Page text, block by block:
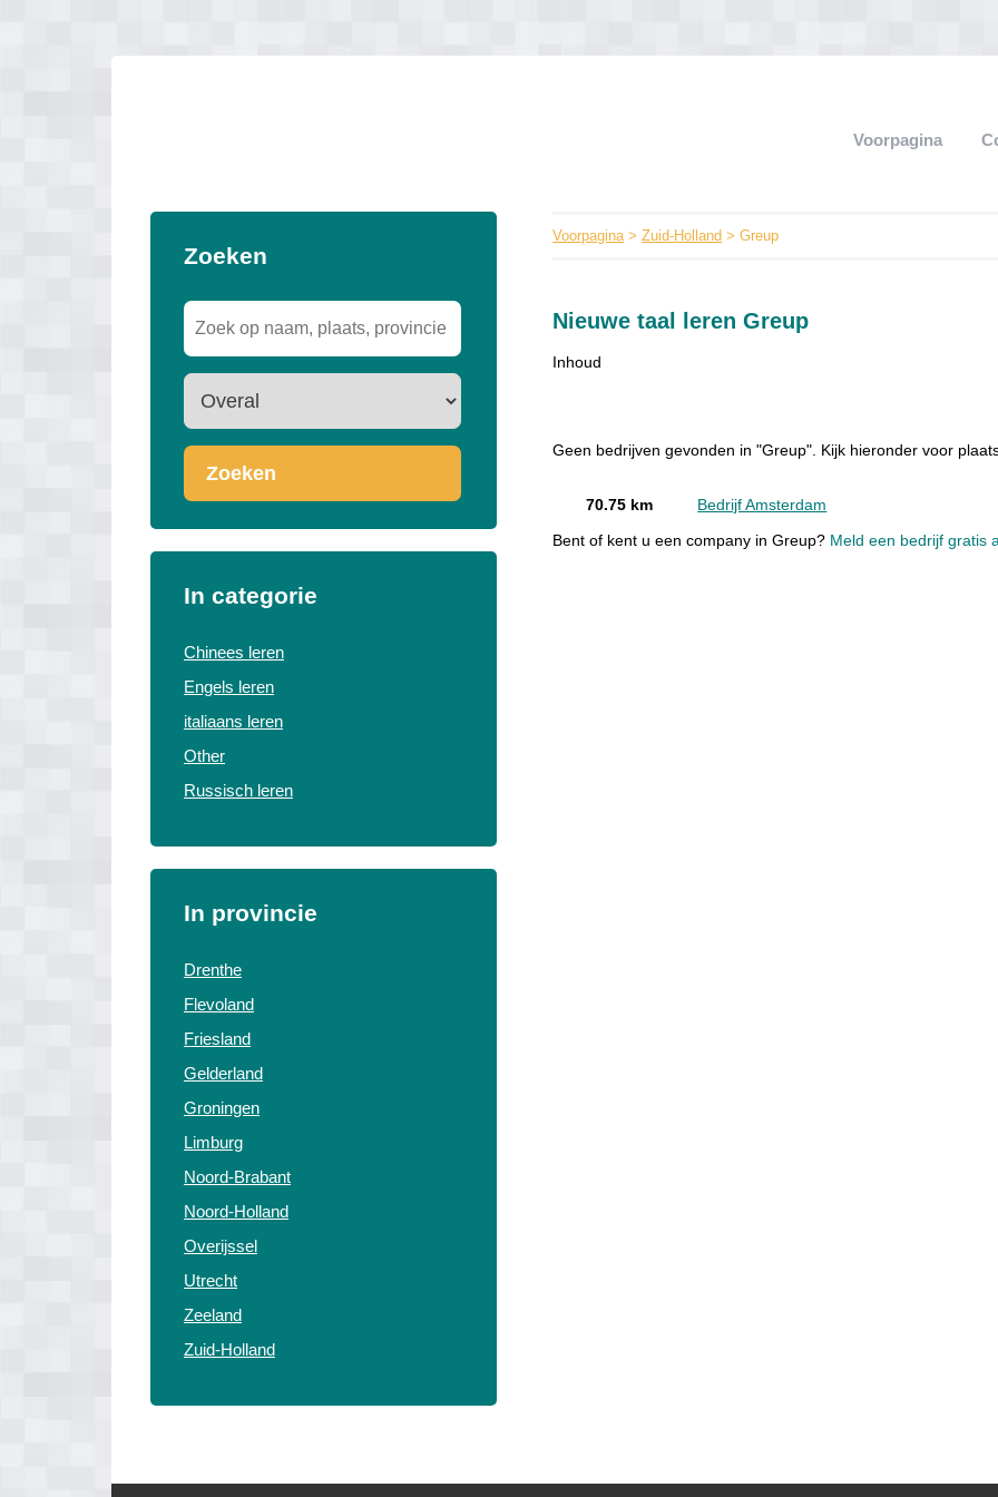
Voorpagina
Zoeken
Zoeken
In categorie
Chinees leren
Engels leren
italiaans leren
Other
Russisch leren
In provincie
Drenthe
Flevoland
Friesland
Gelderland
Groningen
Limburg
Noord-Brabant
Noord-Holland
Overijssel
Utrecht
Zeeland
Zuid-Holland
Voorpagina>Zuid-Holland > Greup
Nieuwe taal leren Greup
Inhoud
Geen bedrijven gevonden in "Greup". Kijk hieronder voor
70.75 km Bedrijf Amsterdam
Bent of kent u een company in Greup? Meld een bedrijf gratis